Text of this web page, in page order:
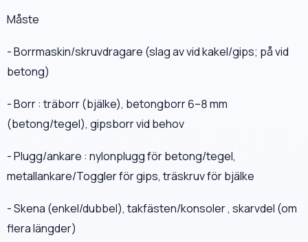
Måste
- Borrmaskin/skruvdragare (slag av vid kakel/gips; på vid
betong)
- Borr : träborr (bjälke), betongborr 6–8 mm
(betong/tegel), gipsborr vid behov
- Plugg/ankare : nylonplugg för betong/tegel,
metallankare/Toggler för gips, träskruv för bjälke
- Skena (enkel/dubbel), takfästen/konsoler , skarvdel (om
flera längder)